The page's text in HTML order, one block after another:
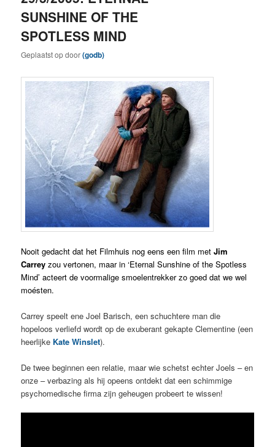
SUNSHINE OF THE
SPOTLESS MIND
Geplaatst opdoor(godb)
Nooit gedacht dat het Filmhuis nog eens een film metJim
Carrey zou vertonen, maar in ‘Eternal Sunshine of the Spotless
Mind’ acteert de voormalige smoelentrekker zo goed dat we wel
moésten.
Carrey speelt ene Joel Barisch, een schuchtere man die
hopeloos verliefd wordt op de exuberant gekapte Clementine (een
heerlijke Kate Winslet).
De twee beginnen een relatie, maar wie schetst echter Joels – en
onze – verbazing als hij opeens ontdekt dat een schimmige
psychomedische firma zijn geheugen probeert te wissen!